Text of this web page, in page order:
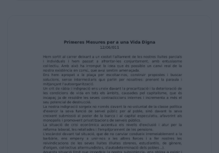
solucions, sense intermediaris que parlin per
nosaltres: prenent la paraula i
mitjançant l'autoorganització.
Un crit de ràbia i indignació ens uneix davant la
precarització i la deterioració de
les condicions de vida en tots els àmbits,
causades pel capitalisme, que és
incapaç ja de resoldre les seves
contradiccions internes i incrementa a més el
seu potencial de destrucció.
La nostra indignació sorgeix no només davant
la no-voluntat de la classe política